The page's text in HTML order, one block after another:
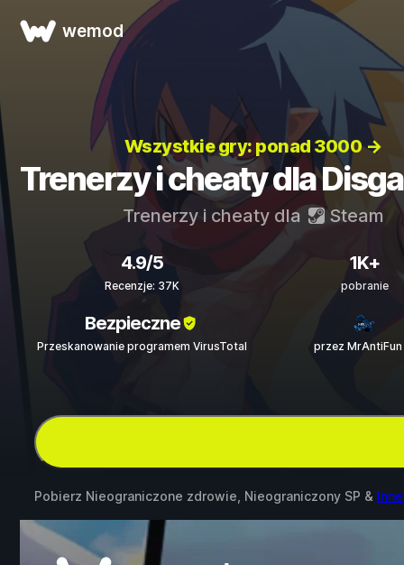
wemod
Wszystkie gry: ponad 3000 →
Trenerzy i cheaty dla
Trenerzy i cheaty dla Steam
4.9/5
Recenzje: 37K
1K+
pobranie
Bezpieczne
Przeskanowanie programem VirusTotal przez
Pobierz Nieograniczone zdrowie, Nieograniczony SP &